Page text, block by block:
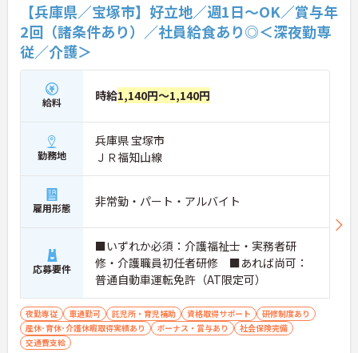
【兵庫県／宝塚市】好立地／週1日～OK／賞与年
2回（諸条件あり）／社員給食あり◎＜深夜勤専
従／介護＞
給料 時給1,140円～1,140円
勤務地
兵庫県 宝塚市
ＪＲ福知山線
雇用形態 非常勤・パート・アルバイト
応募要件
■いずれか必須：介護福祉士・実務者研
修・介護職員初任者研修 ■あれば尚可：
普通自動車運転免許（AT限定可）
夜勤専従 車通勤可 託児所・育児補助 資格取得サポート
研修制度あり
産休･育休･介護休暇取得実績あり
ボーナス・賞与あり
社会保険完備
交通費支給